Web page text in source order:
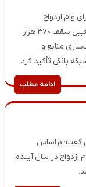
وام ازدواج
پیش‌بینی نشده بود، کمیسیون تلفیق مجلس با تعیین سقف ۳۷۰ هزار
منابع و
بانکی تأکید کرد.
ادامه مطلب
گفت: براساس
اعضای کمیسیون تلفیق بودجه سال ۱۴۰۰ وام ازدواج در سال آینده